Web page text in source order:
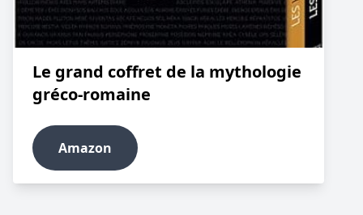
Le grand coffret de la mythologie
gréco-romaine
Amazon